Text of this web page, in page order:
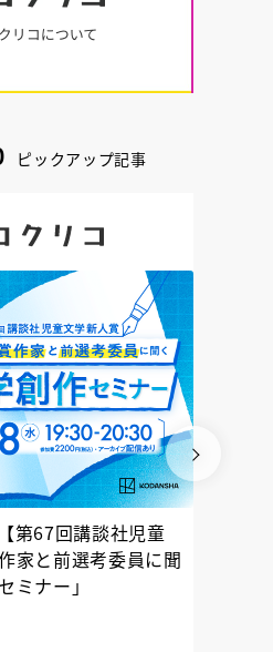
ピックアップ記事
第67回講談社児童
家と前選考委員に聞
ミナー」